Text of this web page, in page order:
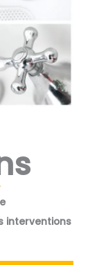
o
s
interventions